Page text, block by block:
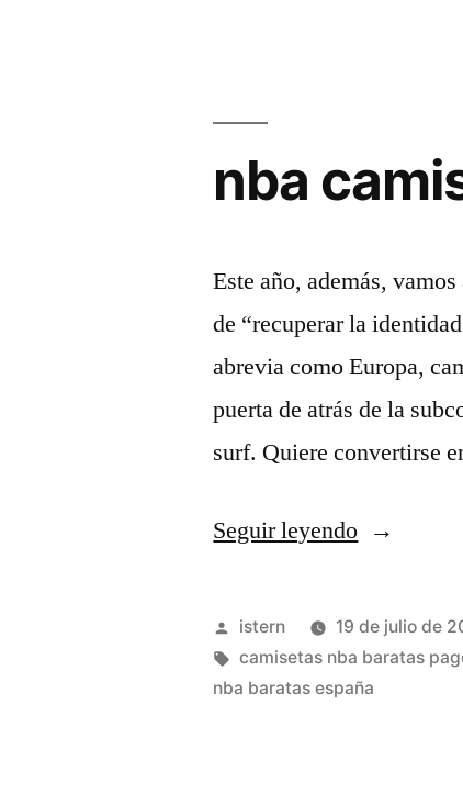
nba
Este año, además,
de “recuperar la
abrevia como Europa,
puerta de atrás de la
surf. Quiere convertirse
Seguir leyendo«nba
replicas»
Publicado
por
istern 19 de julio de
Etiquetas:
camisetas nba baratas
nba baratas españa